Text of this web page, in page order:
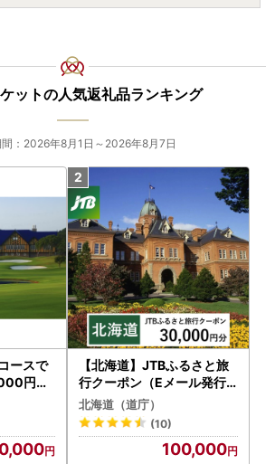
ットの人気返礼品ランキング
：2026年8月1日～2026年8月7日
ースで
円分
【北海道】JTBふるさと旅
行クーポン（Eメール発行
）30,000円分 旅行 トラベ
ル 宿泊 人気 おすすめ JTB
W030T
北海道（道庁）
(10)
100,000